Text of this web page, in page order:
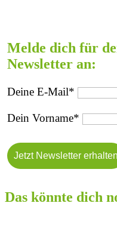
Melde dich für
Newsletter an:
Deine E-Mail*
Dein Vorname*
Das könnte dich